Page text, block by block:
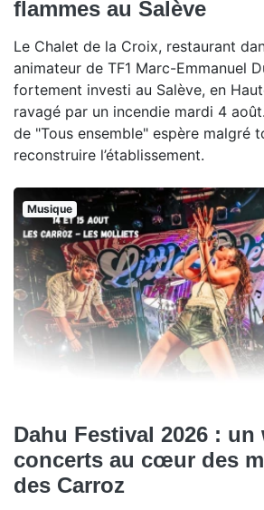
flammes au Salève
Le Chalet de la Croix, restaurant
animateur de TF1 Marc-Emmanuel
fortement investi au Salève, en
ravagé par un incendie mardi 4
de "Tous ensemble" espère malgré
reconstruire l’établissement.
Musique
Dahu Festival 2026 : un
concerts au cœur des
des Carroz